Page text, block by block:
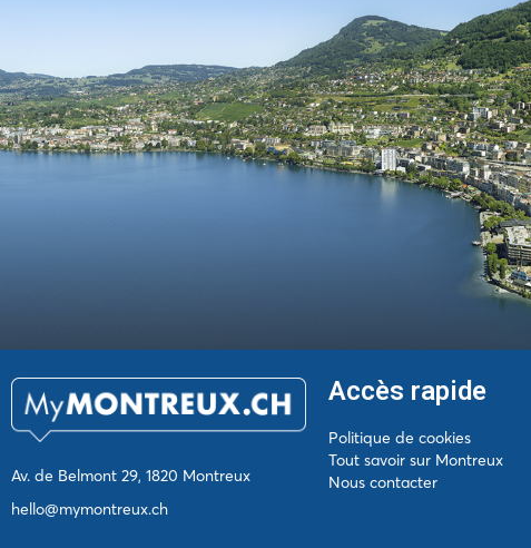
Av. de Belmont 29, 1820 Montreux
hello@mymontreux.ch
Accès rapide
Politique de cookies
Tout savoir sur Montreux
Nous contacter